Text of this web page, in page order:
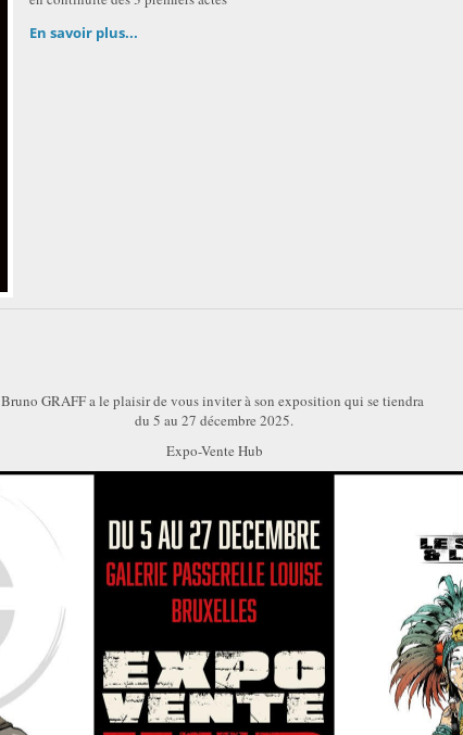
En savoir plus...
Bruno GRAFF a le plaisir de vous inviter à son exposition qui se tiendra
du 5 au 27 décembre 2025.
Expo-Vente Hub